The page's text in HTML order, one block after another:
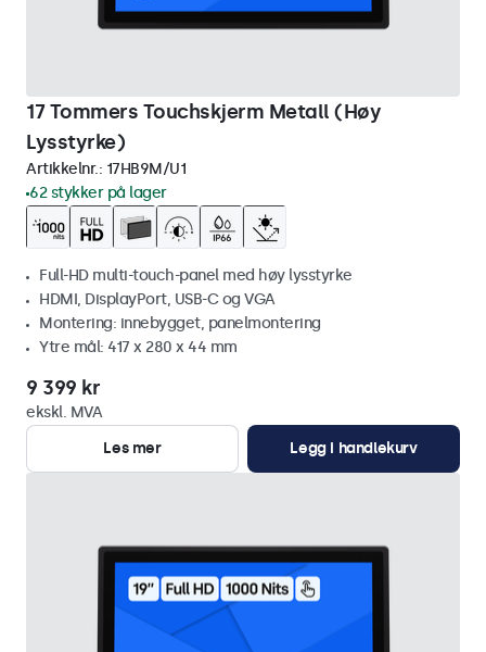
17 Tommers Touchskjerm Metall (Høy
Lysstyrke)
Artikkelnr.: 17HB9M/U1
62 stykker på lager
Full-HD multi-touch-panel med høy lysstyrke
HDMI, DisplayPort, USB-C og VGA
Montering: innebygget, panelmontering
Ytre mål: 417 x 280 x 44 mm
9 399 kr
ekskl. MVA
Les mer
Legg i handlekurv